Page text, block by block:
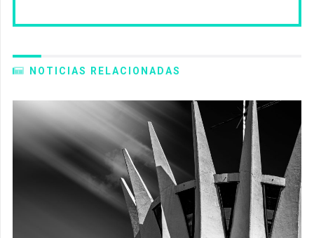
NOTICIAS RELACIONADAS